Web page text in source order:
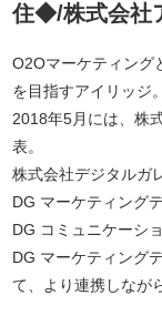
住◆/株式会社
O2Oマーケティング
を目指すアイリッジ。
2018年5月には、株
表。
株式会社デジタルガ
DG マーケティング
DG コミュニケーシ
DG マーケティング
て、より連携しなが